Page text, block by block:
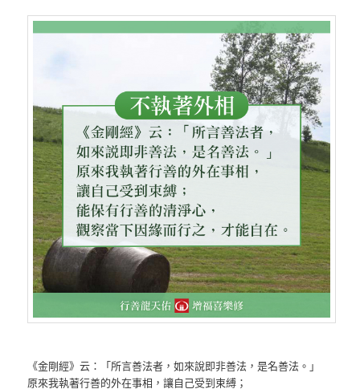
《金剛經》云：「所言善法者，如來說即非善法，是名善法。」
原來我執著行善的外在事相，讓自己受到束縛；